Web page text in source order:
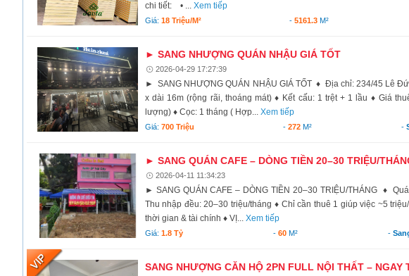
chi tiết: • ... Xem tiếp
Giá: 18 Triệu/m² - 5161.3M²
► SANG NHƯỢNG QUÁN NHẬU GIÁ TỐT
2026-04-29 17:27:39
► SANG NHƯỢNG QUÁN NHẬU GIÁ TỐT ♦ Địa chỉ: 234/45 Lê
x dài 16m (rộng rãi, thoáng mát) ♦ Kết cấu: 1 trệt + 1 lầu ♦ Giá
lượng) ♦ Cọc: 1 tháng ( Hợp... Xem tiếp
Giá: 700 Triệu -272 M² -
► SANG QUÁN CAFE – DÒNG TIỀN 20–30 TRIỆU/
2026-04-11 11:34:23
► SANG QUÁN CAFE – DÒNG TIỀN 20–30 TRIỆU/THÁNG ♦
Thu nhập đều: 20–30 triệu/tháng ♦ Chỉ cần thuê 1 giúp việc ~5
thời gian & tài chính ♦ VỊ... Xem tiếp
Giá: 1.8 Tỷ - 60M² -
SANG NHƯỢNG CĂN HỘ 2PN FULL NỘI THẤT – NGAY